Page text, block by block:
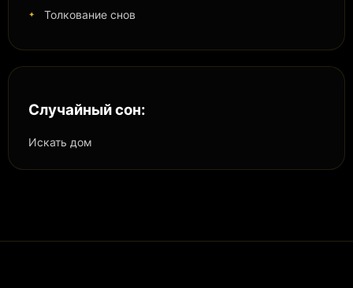
Толкование снов
Случайный сон:
Искать дом